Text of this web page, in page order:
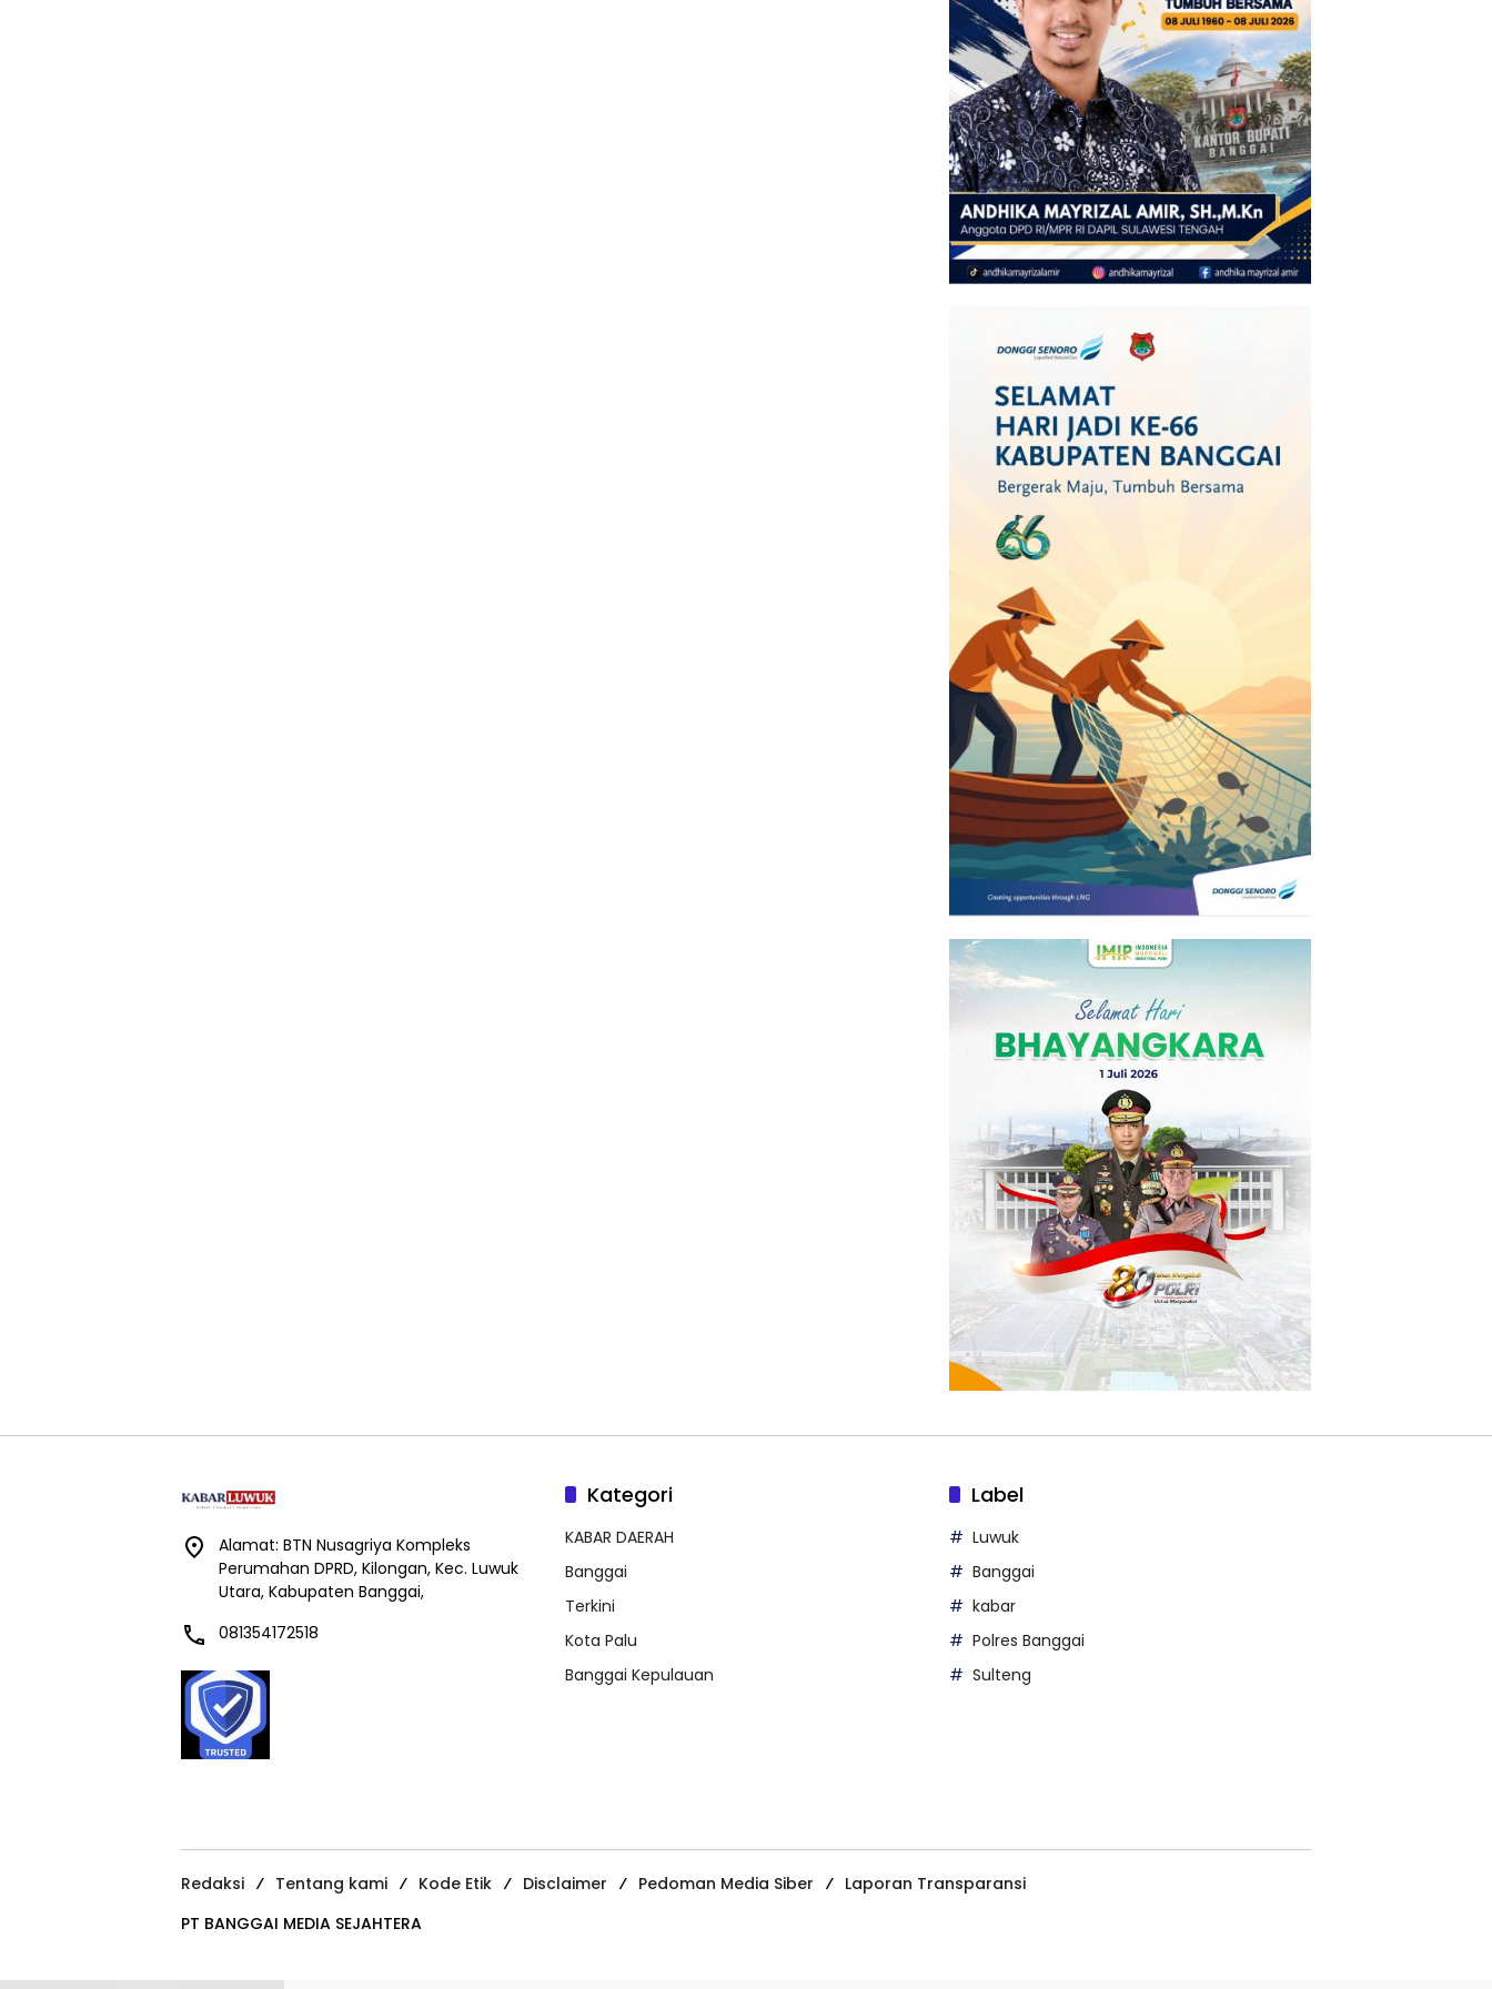
Alamat: BTN Nusagriya Kompleks
Perumahan DPRD, Kilongan, Kec. Luwuk
Utara, Kabupaten Banggai,
081354172518
Kategori
KABAR DAERAH
Banggai
Terkini
Kota Palu
Banggai Kepulauan
Label
Luwuk
Banggai
kabar
Polres Banggai
Sulteng
Redaksi Tentang kami Kode Etik Disclaimer Pedoman Media Siber
Laporan Transparansi
PT BANGGAI MEDIA SEJAHTERA